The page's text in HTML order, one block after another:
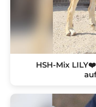
HSH-Mix